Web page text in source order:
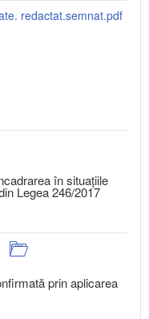
redactat.semnat.pdf
în situațiile
Legea 246/2017
prin aplicarea